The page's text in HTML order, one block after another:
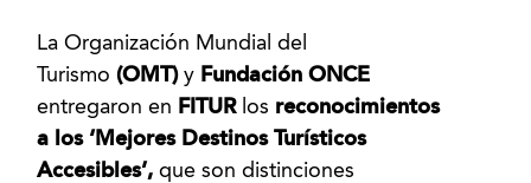
La Organización Mundial del
Turismo(OMT)y Fundación ONCE
entregaron en FITUR los reconocimientos
a los ‘Mejores Destinos Turísticos
Accesibles’, que son distinciones